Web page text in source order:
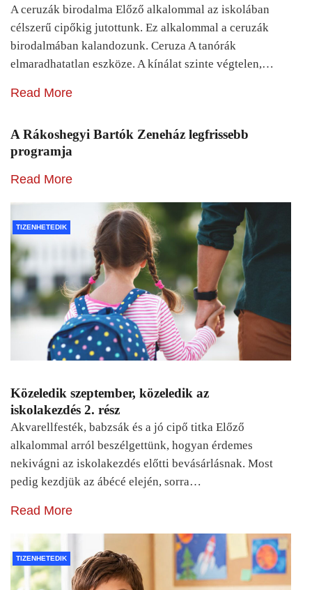
A ceruzák birodalma Előző alkalommal az iskolában
célszerű cipőkig jutottunk. Ez alkalommal a ceruzák
birodalmában kalandozunk. Ceruza A tanórák
elmaradhatatlan eszköze. A kínálat szinte végtelen,…
Read More
A Rákoshegyi Bartók Zeneház legfrissebb
programja
Read More
TIZENHETEDIK
Közeledik szeptember, közeledik az
iskolakezdés 2. rész
Akvarellfesték, babzsák és a jó cipő titka Előző
alkalommal arról beszélgettünk, hogyan érdemes
nekivágni az iskolakezdés előtti bevásárlásnak. Most
pedig kezdjük az ábécé elején, sorra…
Read More
TIZENHETEDIK